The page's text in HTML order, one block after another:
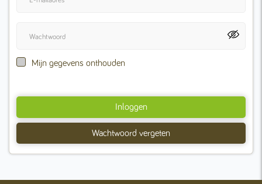
Mijn gegevens onthouden
Wachtwoord vergeten
Inloggen